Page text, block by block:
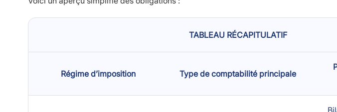
TABLEAU RÉCAPITULATIF
Régime d’imposition Type de comptabilité principale